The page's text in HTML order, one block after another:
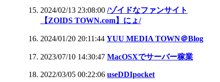
2024/02/13 23:08:00 /ゾイドなファンサイト
【ZOIDS TOWN.com】にょ/
2024/01/20 20:11:44 YUU MEDIA TOWN＠Blog
2023/07/10 14:30:47 MacOSXでサーバー稼業
2022/03/05 00:22:06 useDDIpocket